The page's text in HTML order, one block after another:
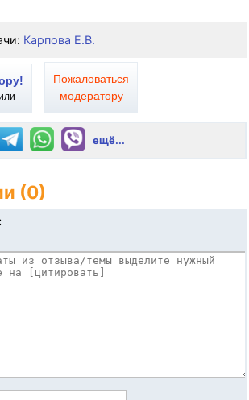
Карпова Е.В.
Пожаловаться
модератору
ещё...
(0)